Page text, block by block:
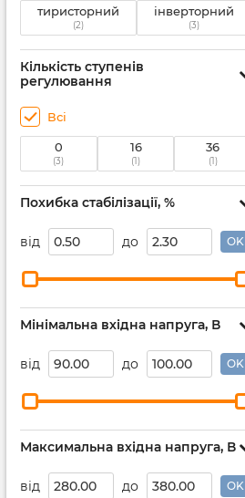
тиристорний
(2)
інверторний
(3)
Кількість ступенів
регулювання
Всі
0
(3)
16
(1)
36
(1)
Похибка стабілізації, %
від до OK
Мінімальна вхідна напруга, В
від до OK
Максимальна вхідна напруга, В
від до OK